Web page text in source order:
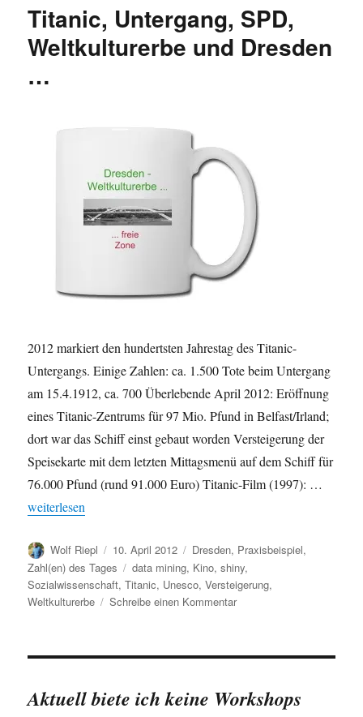
R:
Zusammenhänge
erkennen,
Titanic, Untergang, SPD,
Weltkulturerbe und Dresden
…
2012 markiert den hundertsten Jahrestag des Titanic-
Untergangs. Einige Zahlen: ca. 1.500 Tote beim Untergang
am 15.4.1912, ca. 700 Überlebende April 2012: Eröffnung
eines Titanic-Zentrums für 97 Mio. Pfund in Belfast/Irland;
dort war das Schiff einst gebaut worden Versteigerung der
Speisekarte mit dem letzten Mittagsmenü auf dem Schiff für
76.000 Pfund (rund 91.000 Euro) Titanic-Film (1997): …
„Titanic, Untergang, SPD, Weltkulturerbe und Dresden …“
weiterlesen
Autor
Wolf Riepl
Veröffentlicht
am
10. April 2012 Kategorien
Dresden, Praxisbeispiel,
Zahl(en) des Tages
Schlagwörter
data mining, Kino,shiny,
Sozialwissenschaft,Titanic, Unesco,Versteigerung,
Weltkulturerbe
Schreibe einen Kommentarzu
SPD,
Dresden
Aktuell biete ich keine Workshops